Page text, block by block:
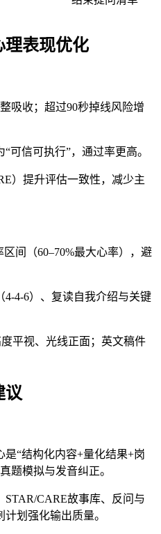
理表现优化
吸收；超过90秒掉线风险增
可信可执行”，通过率更高。
）提升评估一致性，减少主
间（60–70%最大心率），避
4-4-6）、复读自我介绍与关键
平视、光线正面；英文稿件
议
“结构化内容+量化结果+岗
题模拟与发音纠正。
STAR/CARE故事库、反问与
划强化输出质量。